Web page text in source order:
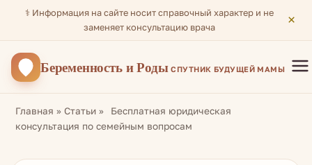
⚕️ Информация на сайте носит справочный характер и не
заменяет консультацию врача
×
Беременностьи Роды СПУТНИК БУДУЩЕЙ МАМЫ
Главная » Статьи » Бесплатная юридическая
консультация по семейным вопросам